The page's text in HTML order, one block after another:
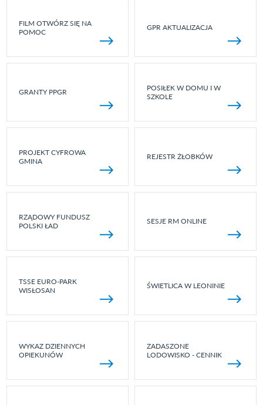
FILM OTWÓRZ SIĘ NA
POMOC
GPR AKTUALIZACJA
GRANTY PPGR
POSIŁEK W DOMU I W
SZKOLE
PROJEKT CYFROWA
GMINA
REJESTR ŻŁOBKÓW
RZĄDOWY FUNDUSZ
POLSKI ŁAD
SESJE RM ONLINE
TSSE EURO-PARK
WISŁOSAN
ŚWIETLICA W LEONINIE
WYKAZ DZIENNYCH
OPIEKUNÓW
ZADASZONE
LODOWISKO - CENNIK